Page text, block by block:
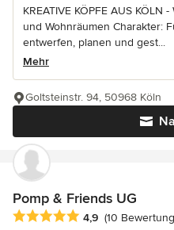
KREATIVE KÖPFE AUS
und Wohnräumen Charakter:
entwerfen, planen und gest...
Mehr
Goltsteinstr. 94, 50968 Köln
Pomp & Friends UG
Durchschnittliche
4,9 (10